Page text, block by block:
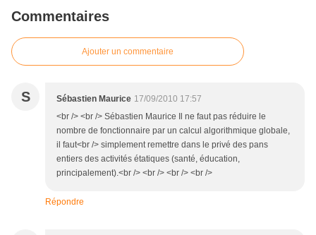
Commentaires
Ajouter un commentaire
S Sébastien Maurice 17/09/2010 17:57
<br /> <br /> Sébastien Maurice Il ne faut pas réduire le
nombre de fonctionnaire par un calcul algorithmique globale,
il faut<br /> simplement remettre dans le privé des pans
entiers des activités étatiques (santé, éducation,
principalement).<br /> <br /> <br /> <br />
Répondre